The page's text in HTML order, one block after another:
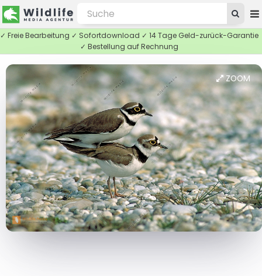
✓ Freie Bearbeitung ✓ Sofortdownload ✓ 14 Tage Geld-zurück-Garantie
✓ Bestellung auf Rechnung
ZOOM